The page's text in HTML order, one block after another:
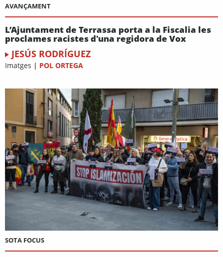
AVANÇAMENT
L’Ajuntament de Terrassa porta a la Fiscalia les
proclames racistes d'una regidora de Vox
JESÚS RODRÍGUEZ
Imatges | POL ORTEGA
SOTA FOCUS